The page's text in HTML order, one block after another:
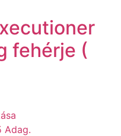
fehérje (